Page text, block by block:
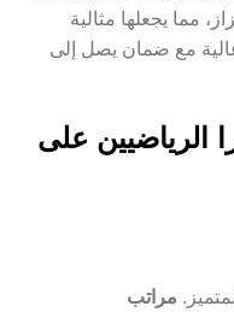
مما يجعلها مثالية
عالية مع ضمان يصل إلى
الرياضيين على
مراتب